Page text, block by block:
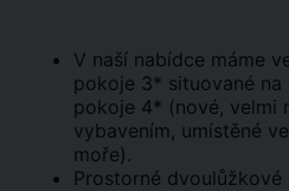
V naší nabídce máme
pokoje 3* situované na
pokoje 4* (nové, velmi
vybavením, umístěné
moře).
Prostorné